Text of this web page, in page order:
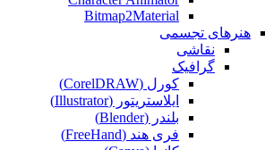
Bitmap2Material
هنرهای تجسمی
نقاشی‌
گرافیک
کورل (CorelDRAW)
ایلاستریتور (Illustrator)
بلندر (Blender)
فری هند (FreeHand)